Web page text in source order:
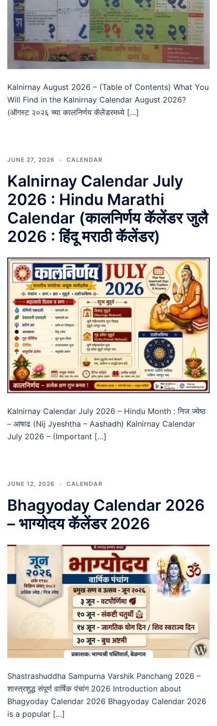
Kalnirnay August 2026 – (Table of Contents) What You
Will Find in the Kalnirnay Calendar August 2026?
(ऑगस्ट २०२६ च्या कालनिर्णय कॅलेंडरमध्ये […]
JUNE 27, 2026 CALENDAR
Kalnirnay Calendar July
2026 : Hindu Marathi
Calendar (कालनिर्णय कॅलेंडर जुलै
2026 : हिंदू मराठी कॅलेंडर)
Kalnirnay Calendar July 2026 – Hindu Month : निज ज्येष्ठ
– आषाढ (Nij Jyeshtha – Aashadh) Kalnirnay Calendar
July 2026 – (Important […]
JUNE 12, 2026 CALENDAR
Bhagyoday Calendar 2026
– भाग्योदय कॅलेंडर 2026
Shastrashuddha Sampurna Varshik Panchang 2026 –
शास्त्रशुद्ध संपूर्ण वार्षिक पंचांग 2026 Introduction about
Bhagyoday Calendar 2026 Bhagyoday Calendar 2026
is a popular […]